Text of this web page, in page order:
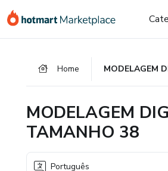
para
para
para
Home
MODELAGEM
TAMANHO 38
Português